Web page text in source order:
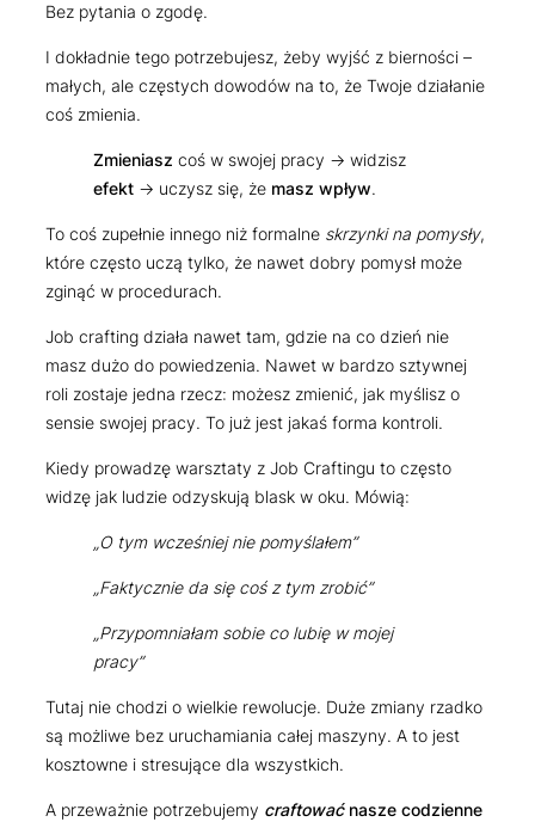
Bez pytania o zgodę.
I dokładnie tego potrzebujesz, żeby wyjść z bierności –
małych, ale częstych dowodów na to, że Twoje działanie
coś zmienia.
Zmieniasz coś w swojej pracy -> widzisz
efekt -> uczysz się, że masz wpływ.
To coś zupełnie innego niż formalne skrzynki na pomysły,
które często uczą tylko, że nawet dobry pomysł może
zginąć w procedurach.
Job crafting działa nawet tam, gdzie na co dzień nie
masz dużo do powiedzenia. Nawet w bardzo sztywnej
roli zostaje jedna rzecz: możesz zmienić, jak myślisz o
sensie swojej pracy. To już jest jakaś forma kontroli.
Kiedy prowadzę warsztaty z Job Craftingu to często
widzę jak ludzie odzyskują blask w oku. Mówią:
„O tym wcześniej nie pomyślałem”
„Faktycznie da się coś z tym zrobić”
„Przypomniałam sobie co lubię w mojej
pracy”
Tutaj nie chodzi o wielkie rewolucje. Duże zmiany rzadko
są możliwe bez uruchamiania całej maszyny. A to jest
kosztowne i stresujące dla wszystkich.
A przeważnie potrzebujemy craftowaćnasze codzienne